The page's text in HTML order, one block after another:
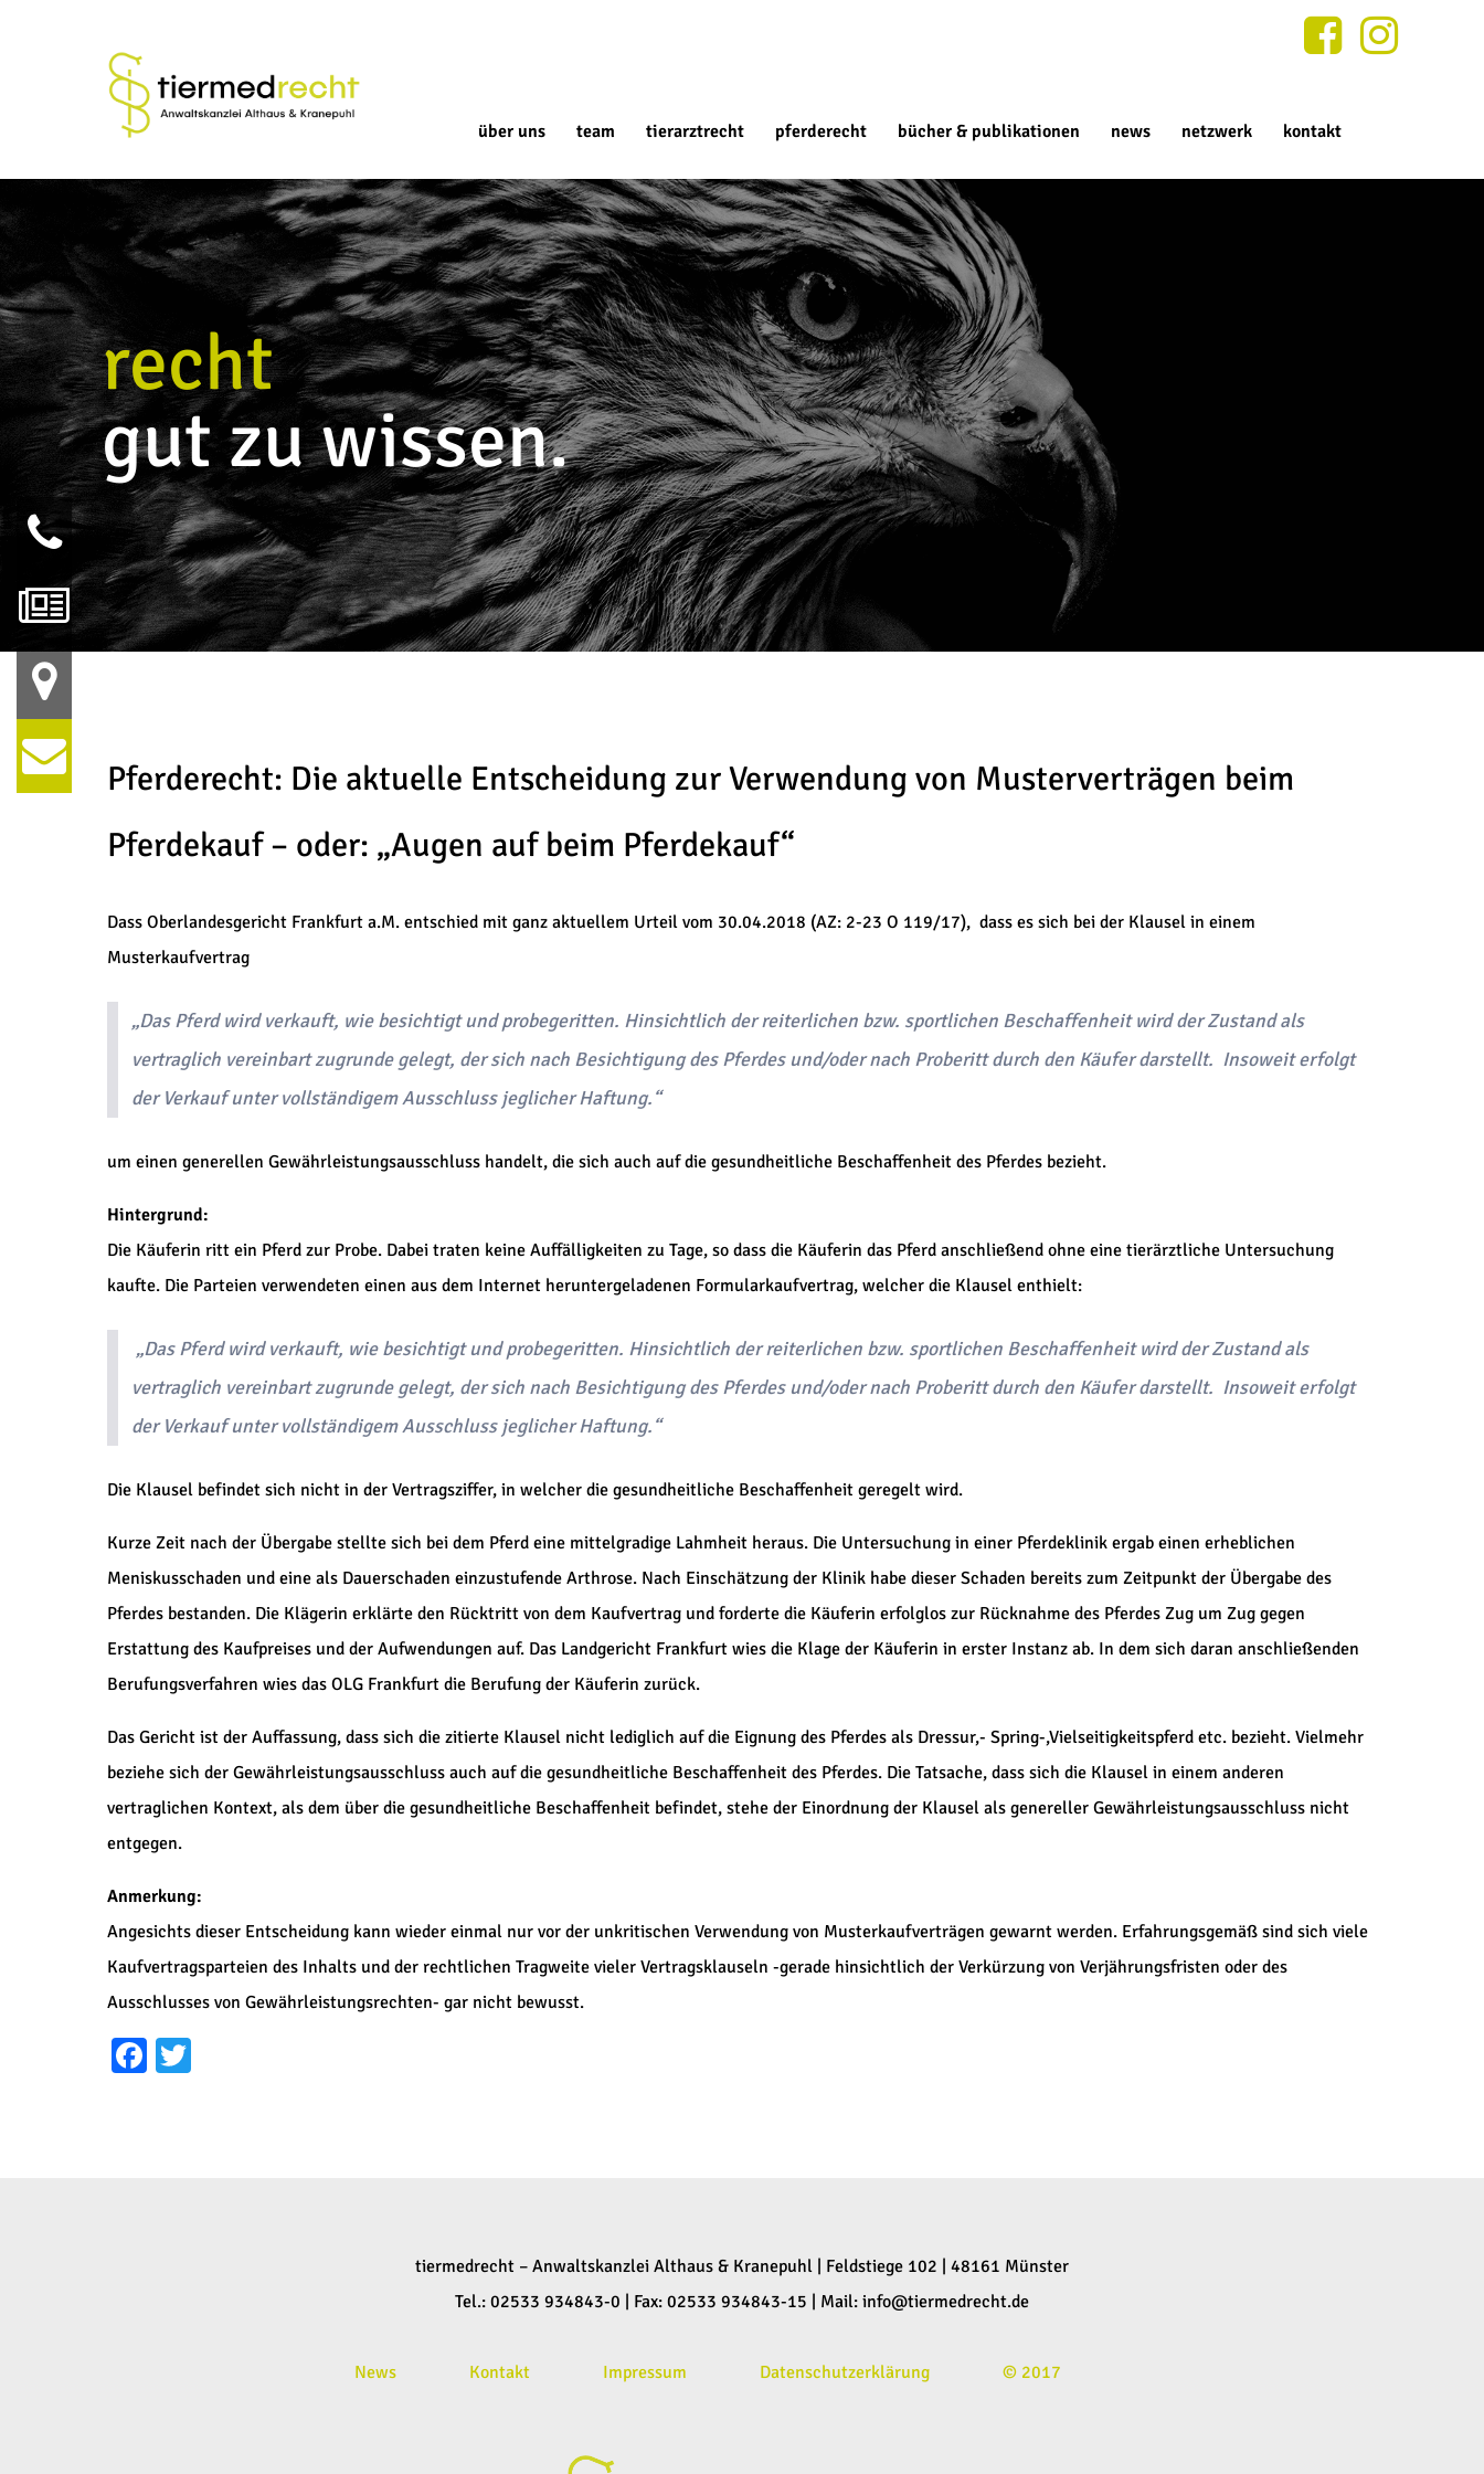
über uns team tierarztrecht pferderecht bücher & publikationen news netzwerk kontakt
recht
gut zu wissen.
Pferderecht: Die aktuelle Entscheidung zur Verwendung von Musterverträgen beim
Pferdekauf – oder: „Augen auf beim Pferdekauf“
Dass Oberlandesgericht Frankfurt a.M. entschied mit ganz aktuellem Urteil vom 30.04.2018 (AZ: 2-23 O 119/17), dass es sich bei der Klausel in einem
Musterkaufvertrag
„Das Pferd wird verkauft, wie besichtigt und probegeritten. Hinsichtlich der reiterlichen bzw. sportlichen Beschaffenheit wird der Zustand als
vertraglich vereinbart zugrunde gelegt, der sich nach Besichtigung des Pferdes und/oder nach Proberitt durch den Käufer darstellt. Insoweit erfolgt
der Verkauf unter vollständigem Ausschluss jeglicher Haftung.“
um einen generellen Gewährleistungsausschluss handelt, die sich auch auf die gesundheitliche Beschaffenheit des Pferdes bezieht.
Hintergrund:
Die Käuferin ritt ein Pferd zur Probe. Dabei traten keine Auffälligkeiten zu Tage, so dass die Käuferin das Pferd anschließend ohne eine tierärztliche Untersuchung
kaufte. Die Parteien verwendeten einen aus dem Internet heruntergeladenen Formularkaufvertrag, welcher die Klausel enthielt:
„Das Pferd wird verkauft, wie besichtigt und probegeritten. Hinsichtlich der reiterlichen bzw. sportlichen Beschaffenheit wird der Zustand als
vertraglich vereinbart zugrunde gelegt, der sich nach Besichtigung des Pferdes und/oder nach Proberitt durch den Käufer darstellt. Insoweit erfolgt
der Verkauf unter vollständigem Ausschluss jeglicher Haftung.“
Die Klausel befindet sich nicht in der Vertragsziffer, in welcher die gesundheitliche Beschaffenheit geregelt wird.
Kurze Zeit nach der Übergabe stellte sich bei dem Pferd eine mittelgradige Lahmheit heraus. Die Untersuchung in einer Pferdeklinik ergab einen erheblichen
Meniskusschaden und eine als Dauerschaden einzustufende Arthrose. Nach Einschätzung der Klinik habe dieser Schaden bereits zum Zeitpunkt der Übergabe des
Pferdes bestanden. Die Klägerin erklärte den Rücktritt von dem Kaufvertrag und forderte die Käuferin erfolglos zur Rücknahme des Pferdes Zug um Zug gegen
Erstattung des Kaufpreises und der Aufwendungen auf. Das Landgericht Frankfurt wies die Klage der Käuferin in erster Instanz ab. In dem sich daran anschließenden
Berufungsverfahren wies das OLG Frankfurt die Berufung der Käuferin zurück.
Das Gericht ist der Auffassung, dass sich die zitierte Klausel nicht lediglich auf die Eignung des Pferdes als Dressur,- Spring-,Vielseitigkeitspferd etc. bezieht. Vielmehr
beziehe sich der Gewährleistungsausschluss auch auf die gesundheitliche Beschaffenheit des Pferdes. Die Tatsache, dass sich die Klausel in einem anderen
vertraglichen Kontext, als dem über die gesundheitliche Beschaffenheit befindet, stehe der Einordnung der Klausel als genereller Gewährleistungsausschluss nicht
entgegen.
Anmerkung:
Angesichts dieser Entscheidung kann wieder einmal nur vor der unkritischen Verwendung von Musterkaufverträgen gewarnt werden. Erfahrungsgemäß sind sich viele
Kaufvertragsparteien des Inhalts und der rechtlichen Tragweite vieler Vertragsklauseln -gerade hinsichtlich der Verkürzung von Verjährungsfristen oder des
Ausschlusses von Gewährleistungsrechten- gar nicht bewusst.
Facebook
tiermedrecht – Anwaltskanzlei Althaus & Kranepuhl | Feldstiege 102 | 48161 Münster
Tel.: 02533 934843-0 | Fax: 02533 934843-15 | Mail: info@tiermedrecht.de
News Kontakt Impressum Datenschutzerklärung © 2017